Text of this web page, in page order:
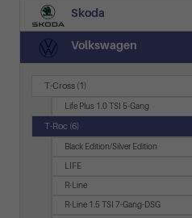
Skoda
Volkswagen
T-Cross (1)
Life Plus 1.0 TSI 5-Gang
T-Roc (6)
Black Edition/Silver Edition
LIFE
R-Line
R-Line 1.5 TSI 7-Gang-DSG